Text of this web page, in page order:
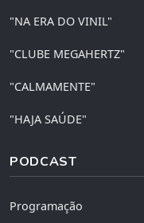
"NA ERA DO VINIL"
"CLUBE MEGAHERTZ"
"CALMAMENTE"
"HAJA SAÚDE"
PODCAST
Programação